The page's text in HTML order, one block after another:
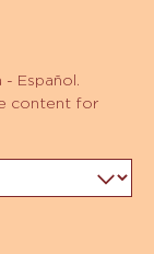
Español.
content for